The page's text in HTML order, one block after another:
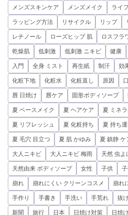
メンズスキンケア メンズメイク ライ
ラッピング方法 リサイクル リップ
レチノール ローズヒップ 肌 ロスフラ
乾燥肌 低刺激 低刺激 ニキビ 健康
入門 全身 ミスト 再生紙 制汗 効
化粧下地 化粧水 化粧直し 原因
唇 日焼け 唇ケア 固形ボディソープ
夏 ベースメイク 夏 ヘアケア 夏 ミネ
夏 リフレッシュ 夏 化粧持ち 夏 持ち
夏 毛穴 目立つ 夏 肌 かゆみ 夏 鎮静 ケ
大人ニキビ 大人ニキビ 梅雨 天然 虫よ
天然由来 ボディソープ 女性 子供
崩れ 崩れにくい クリーンコスメ 崩れ
手作り 手書き 手洗い 手荒れ 抜
新聞 旅行 日本 日焼け対策 日焼